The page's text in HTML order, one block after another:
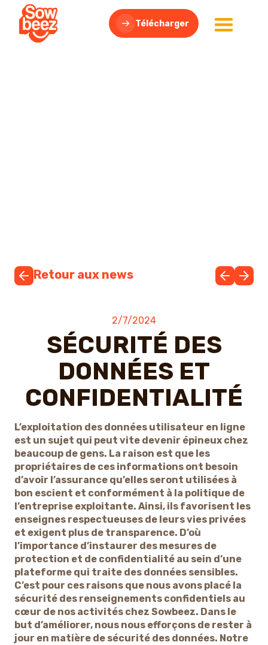
Télécharger
Retour aux news
2/7/2024
SÉCURITÉ DES
DONNÉES ET
CONFIDENTIALITÉ
L’exploitation des données utilisateur en ligne
est un sujet qui peut vite devenir épineux chez
beaucoup de gens. La raison est que les
propriétaires de ces informations ont besoin
d’avoir l’assurance qu’elles seront utilisées à
bon escient et conformément à la politique de
l’entreprise exploitante. Ainsi, ils favorisent les
enseignes respectueuses de leurs vies privées
et exigent plus de transparence. D’où
l’importance d’instaurer des mesures de
protection et de confidentialité au sein d’une
plateforme qui traite des données sensibles.
C’est pour ces raisons que nous avons placé la
sécurité des renseignements confidentiels au
cœur de nos activités chez Sowbeez. Dans le
but d’améliorer, nous nous efforçons de rester à
jour en matière de sécurité des données. Notre